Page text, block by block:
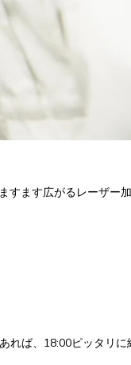
ます広がるレーザー
ば、18:00ピッタリ